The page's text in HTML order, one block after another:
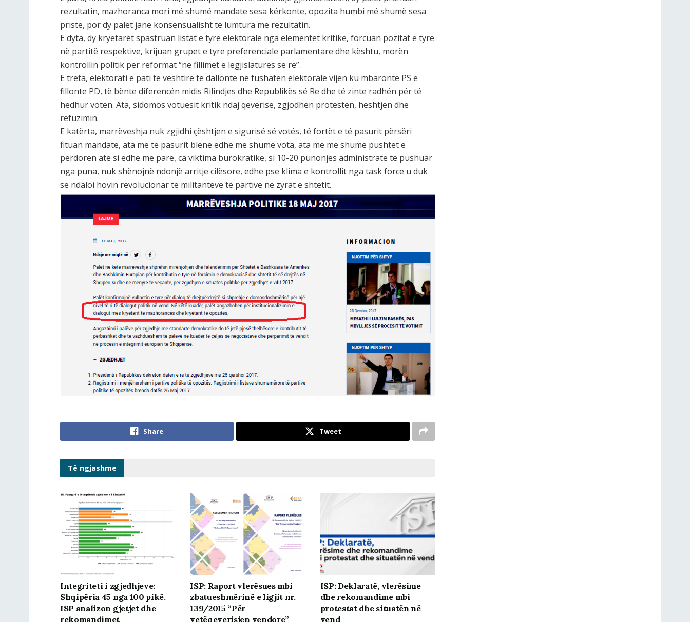
rezultatin, mazhoranca mori më shumë mandate sesa kërkonte, opozita humbi më shumë sesa
priste, por dy palët janë konsensualisht të lumtura me rezultatin.
E dyta, dy kryetarët spastruan listat e tyre elektorale nga elementët kritikë, forcuan pozitat e tyre
në partitë respektive, krijuan grupet e tyre preferenciale parlamentare dhe kështu, morën
kontrollin politik për reformat “në fillimet e legjislaturës së re”.
E treta, elektorati e pati të vështirë të dallonte në fushatën elektorale vijën ku mbaronte PS e
fillonte PD, të bënte diferencën midis Rilindjes dhe Republikës së Re dhe të zinte radhën për të
hedhur votën. Ata, sidomos votuesit kritik ndaj qeverisë, zgjodhën protestën, heshtjen dhe
refuzimin.
E katërta, marrëveshja nuk zgjidhi çështjen e sigurisë së votës, të fortët e të pasurit përsëri
fituan mandate, ata më të pasurit blenë edhe më shumë vota, ata më me shumë pushtet e
përdorën atë si edhe më parë, ca viktima burokratike, si 10-20 punonjës administrate të pushuar
nga puna, nuk shënojnë ndonjë arritje cilësore, edhe pse klima e kontrollit nga task force u duk
se ndaloi hovin revolucionar të militantëve të partive në zyrat e shtetit.
Share Tweet
Të ngjashme
Integriteti i zgjedhjeve:
Shqipëria 45 nga 100 pikë.
ISP analizon gjetjet dhe
rekomandimet
ISP: Raport vlerësues mbi
zbatueshmërinë e ligjit nr.
139/2015 “Për
vetëqeverisjen vendore”
ISP: Deklaratë, vlerësime
dhe rekomandime mbi
protestat dhe situatën në
vend